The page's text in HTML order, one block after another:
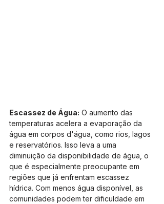
Escassez de Água: O aumento das
temperaturas acelera a evaporação da
água em corpos d'água, como rios, lagos
e reservatórios. Isso leva a uma
diminuição da disponibilidade de água, o
que é especialmente preocupante em
regiões que já enfrentam escassez
hídrica. Com menos água disponível, as
comunidades podem ter dificuldade em